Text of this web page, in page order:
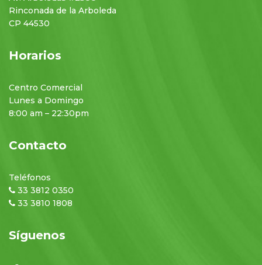
Rinconada de la Arboleda
CP 44530
Horarios
Centro Comercial
Lunes a Domingo
8:00 am – 22:30pm
Contacto
Teléfonos
33 3812 0350
33 3810 1808
Síguenos